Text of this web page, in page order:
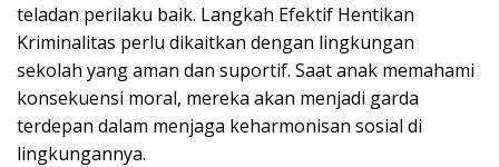
teladan perilaku baik. Langkah Efektif Hentikan
Kriminalitas perlu dikaitkan dengan lingkungan
sekolah yang aman dan suportif. Saat anak memahami
konsekuensi moral, mereka akan menjadi garda
terdepan dalam menjaga keharmonisan sosial di
lingkungannya.